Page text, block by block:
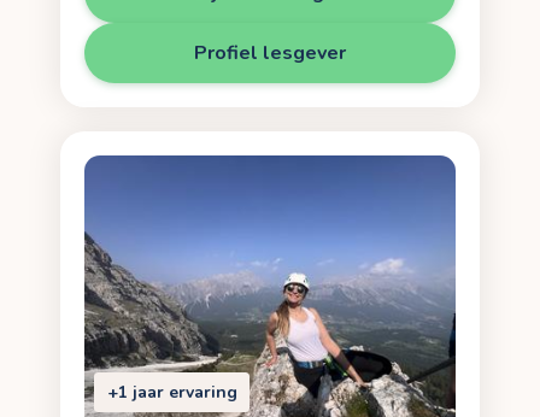
Profiel lesgever
+1 jaar ervaring